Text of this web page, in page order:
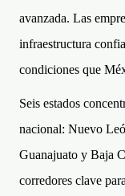
avanzada. Las
infraestructura
condiciones que
Seis estados
nacional: Nuevo
Guanajuato y Baja
corredores clave